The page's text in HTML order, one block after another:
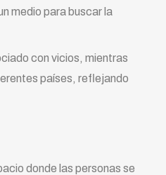
medio para buscar la
con vicios, mientras
países, reflejando
donde las personas se